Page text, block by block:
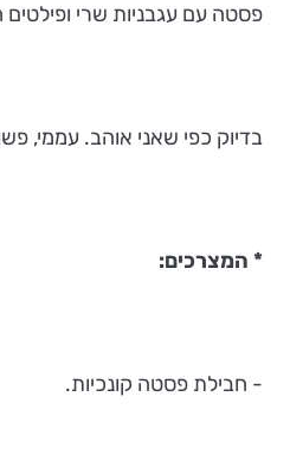
פסטה עם עגבניות שרי ופילטים
בדיוק כפי שאני אוהב. עממי,
* המצרכים:
- חבילת פסטה קונכיות.